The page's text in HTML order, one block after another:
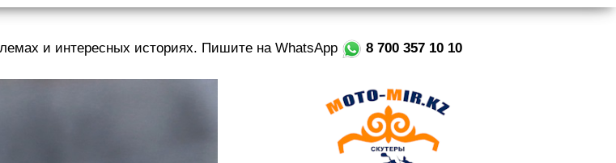
и интересных историях. Пишите на WhatsApp 8 700 357 10 10